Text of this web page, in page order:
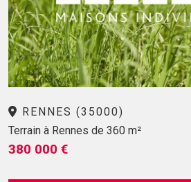
RENNES (35000)
Terrain à Rennes de 360 m²
380 000 €